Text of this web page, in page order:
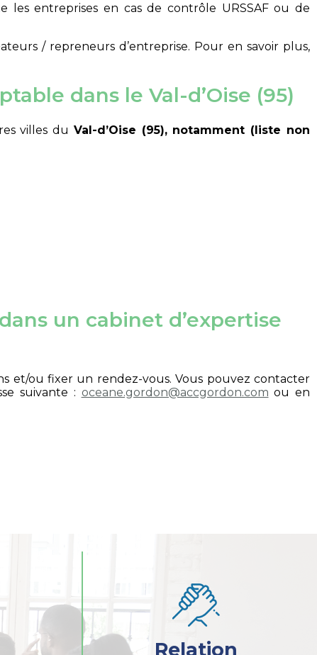
les entreprises en cas de contrôle URSSAF ou de
/ repreneurs d’entreprise. Pour en savoir plus,
dans le Val-d’Oise (95)
villes du Val-d’Oise (95), notamment (liste non
un cabinet d’expertise
et/ou fixer un rendez-vous. Vous pouvez contacter
suivante : oceane.gordon@accgordon.com ou en
Relation